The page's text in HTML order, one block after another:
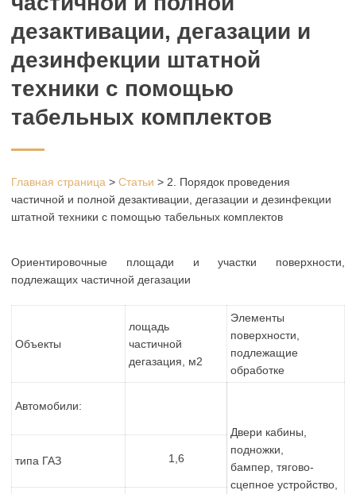
дезактивации, дегазации и
дезинфекции штатной
техники с помощью
табельных комплектов
Главная страница > Статьи > 2. Порядок проведения
частичной и полной дезактивации, дегазации и дезинфекции
штатной техники с помощью табельных комплектов
Ориентировочные площади и участки поверхности,
подлежащих частичной дегазации
Объекты
лощадь
частичной
дегазация, м2
Элементы
поверхности,
подлежащие
обработке
Автомобили:
Двери кабины,
подножки,
бампер, тягово-
сцепное устройство,
типа ГАЗ 1,6